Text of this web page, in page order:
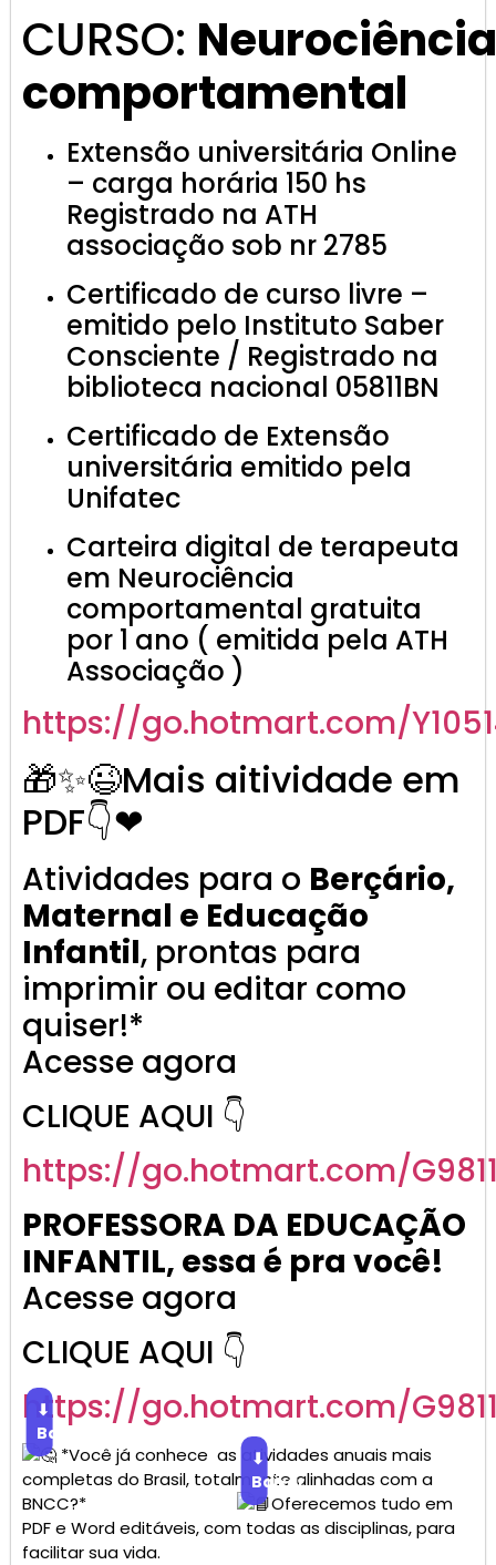
CURSO: Neurociência
comportamental
Extensão universitária Online
– carga horária 150 hs
Registrado na ATH
associação sob nr 2785
Certificado de curso livre –
emitido pelo Instituto Saber
Consciente / Registrado na
biblioteca nacional 05811BN
Certificado de Extensão
universitária emitido pela
Unifatec
Carteira digital de terapeuta
em Neurociência
comportamental gratuita
por 1 ano ( emitida pela ATH
Associação )
https://go.hotmart.com/
🎁✨😉Mais aitividade em
PDF👇❤
Atividades para o Berçário,
Maternal e Educação
Infantil, prontas para
imprimir ou editar como
quiser!*
Acesse agora
CLIQUE AQUI 👇
https://go.hotmart.com/
PROFESSORA DA EDUCAÇÃO
INFANTIL, essa é pra você!
Acesse agora
CLIQUE AQUI 👇
https://go.hotmart.com/
⬇
Baixar
*Você já conhece as atividades anuais mais
completas do Brasil, totalmente alinhadas com a
BNCC?*
⬇
Baixar
Oferecemos tudo em
PDF e Word editáveis, com todas as disciplinas, para
facilitar sua vida.